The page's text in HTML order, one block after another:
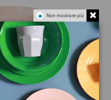
Non mostrare più